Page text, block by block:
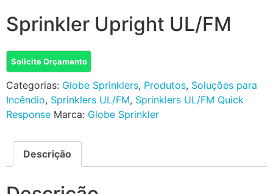
Sprinkler Upright UL/FM
Solicite Orçamento
Categorias: Globe Sprinklers, Produtos, Soluções para
Incêndio, Sprinklers UL/FM, Sprinklers UL/FM Quick
Response Marca: Globe Sprinkler
Descrição